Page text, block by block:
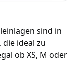
sind in
ideal zu
ob XS, M oder